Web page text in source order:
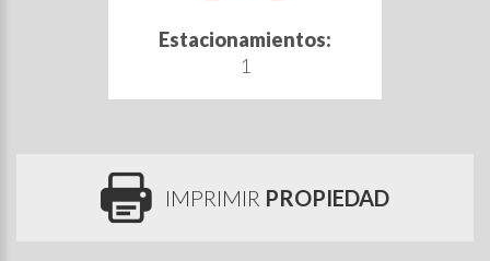
Estacionamientos:
1
IMPRIMIR PROPIEDAD